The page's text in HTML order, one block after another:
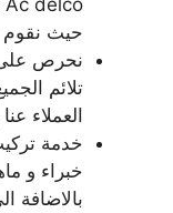
حيث نقوم
نحرص على
تلائم
العملاء
خدمة
خبراء و
بالاضافة